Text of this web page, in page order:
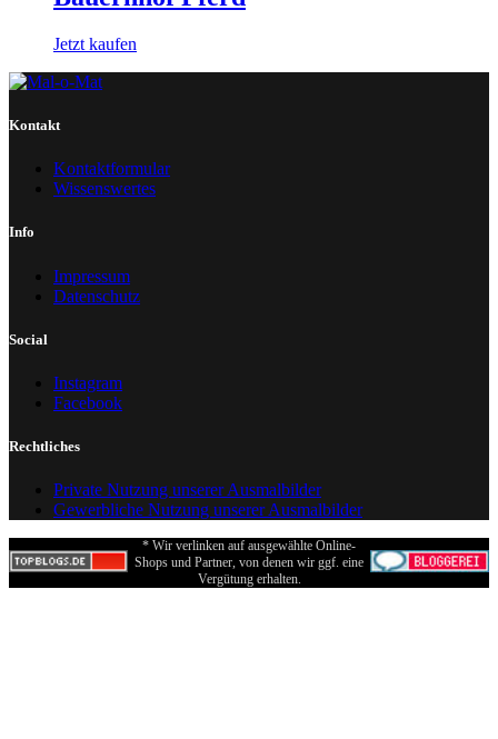
Jetzt kaufen
Kontakt
Kontaktformular
Wissenswertes
Info
Impressum
Datenschutz
Social
Instagram
Facebook
Rechtliches
Private Nutzung unserer Ausmalbilder
Gewerbliche Nutzung unserer Ausmalbilder
* Wir verlinken auf ausgewählte Online-
Shops und Partner, von denen wir ggf. eine
Vergütung erhalten.